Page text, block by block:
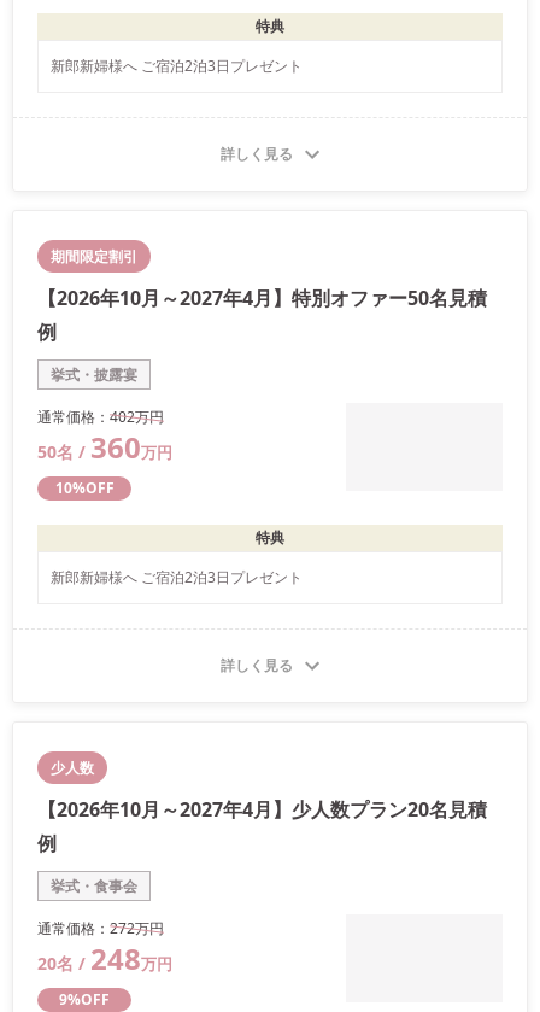
特典
新郎新婦様へ ご宿泊2泊3日プレゼント
詳しく見る
期間限定割引
【2026年10月～2027年4月】特別オファー50名見積
例
挙式・披露宴
通常価格： 402万円
50名 / 360万円
10%OFF
特典
新郎新婦様へ ご宿泊2泊3日プレゼント
詳しく見る
少人数
【2026年10月～2027年4月】少人数プラン20名見積
例
挙式・食事会
通常価格： 272万円
20名 / 248万円
9%OFF